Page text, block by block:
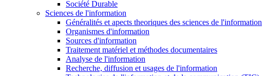
Société Durable
Sciences de l'information
Généralités et apects theoriques des sciences de l'information
Organismes d'information
Sources d'information
Traitement matériel et méthodes documentaires
Analyse de l'information
Recherche, diffusion et usages de l'information